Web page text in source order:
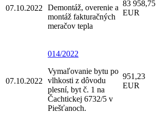
07.10.2022
Demontáž, overenie a
montáž fakturačných
meračov tepla
83 958,75
EUR
07.10.2022
014/2022
Vymaľovanie bytu po
vlhkosti z dôvodu
plesní, byt č. 1 na
Čachtickej 6732/5 v
Piešťanoch.
951,23
EUR